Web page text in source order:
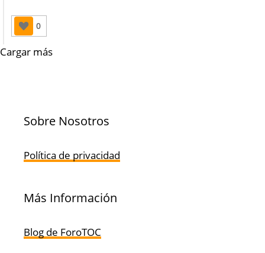
0
Cargar más
Sobre Nosotros
Política de privacidad
Más Información
Blog de ForoTOC